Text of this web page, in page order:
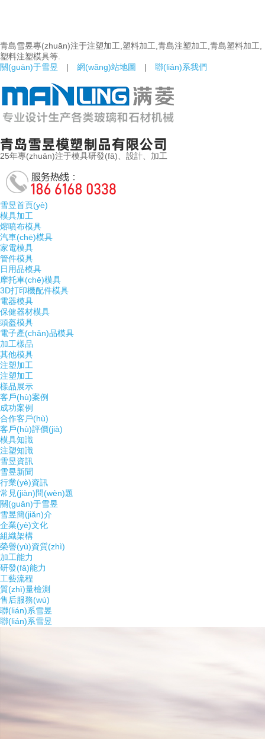
青島雪昱專(zhuān)注于注塑加工,塑料加工,青島注塑加工,青島塑料加工,
塑料注塑模具等.
關(guān)于雪昱 | 網(wǎng)站地圖 | 聯(lián)系我們
25年專(zhuān)注于模具研發(fā)、設計、加工
雪昱首頁(yè)
模具加工
熔噴布模具
汽車(chē)模具
家電模具
管件模具
日用品模具
摩托車(chē)模具
3D打印機配件模具
電器模具
保健器材模具
頭盔模具
電子產(chǎn)品模具
加工樣品
其他模具
注塑加工
注塑加工
樣品展示
客戶(hù)案例
成功案例
合作客戶(hù)
客戶(hù)評價(jià)
模具知識
注塑知識
雪昱資訊
雪昱新聞
行業(yè)資訊
常見(jiàn)問(wèn)題
關(guān)于雪昱
雪昱簡(jiǎn)介
企業(yè)文化
組織架構
榮譽(yù)資質(zhì)
加工能力
研發(fā)能力
工藝流程
質(zhì)量檢測
售后服務(wù)
聯(lián)系雪昱
聯(lián)系雪昱